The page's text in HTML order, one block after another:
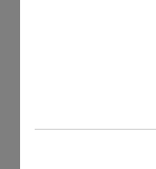
Nabór do 10